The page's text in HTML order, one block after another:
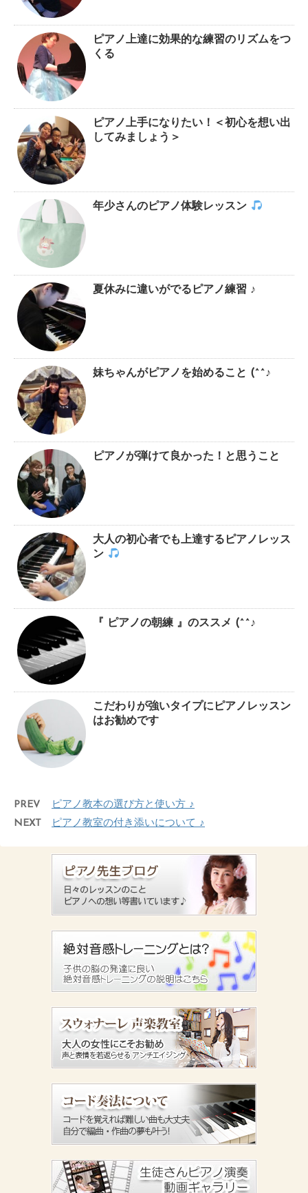
ピアノ上達に効果的な練習のリズムをつ
くる
ピアノ上手になりたい！＜初心を想い出
してみましょう＞
年少さんのピアノ体験レッスン
夏休みに違いがでるピアノ練習 ♪
妹ちゃんがピアノを始めること (^^♪
ピアノが弾けて良かった！と思うこと
大人の初心者でも上達するピアノレッス
ン
『 ピアノの朝練 』のススメ (^^♪
こだわりが強いタイプにピアノレッスン
はお勧めです
PREV
ピアノ教本の選び方と使い方 ♪
NEXT
ピアノ教室の付き添いについて ♪